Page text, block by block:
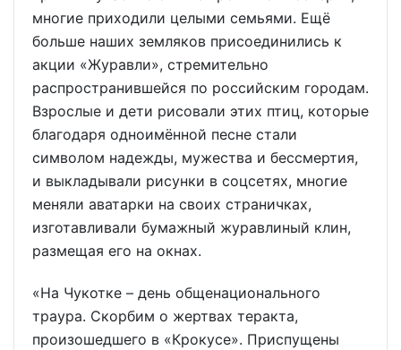
многие приходили целыми семьями. Ещё
больше наших земляков присоединились к
акции «Журавли», стремительно
распространившейся по российским городам.
Взрослые и дети рисовали этих птиц, которые
благодаря одноимённой песне стали
символом надежды, мужества и бессмертия,
и выкладывали рисунки в соцсетях, многие
меняли аватарки на своих страничках,
изготавливали бумажный журавлиный клин,
размещая его на окнах.
«На Чукотке – день общенационального
траура. Скорбим о жертвах теракта,
произошедшего в «Крокусе». Приспущены